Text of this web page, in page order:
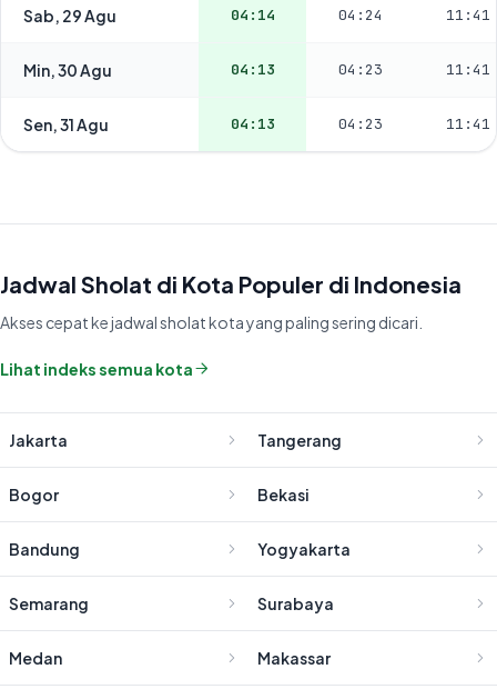
Sab, 29 Agu 04:14 04:24 11:41
Min, 30 Agu 04:13 04:23 11:41
Sen, 31 Agu 04:13 04:23 11:41
Jadwal Sholat di Kota Populer di Indonesia
Akses cepat ke jadwal sholat kota yang paling sering dicari.
Lihat indeks semua kota
Jakarta Tangerang
Bogor Bekasi
Bandung Yogyakarta
Semarang Surabaya
Medan Makassar